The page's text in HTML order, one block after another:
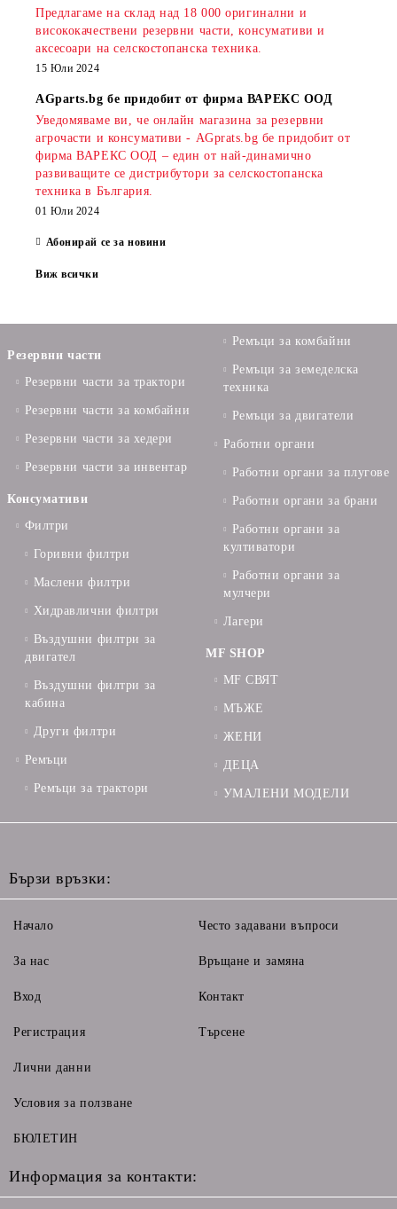
Предлагаме на склад над 18 000 оригинални и
висококачествени резервни части, консумативи и
аксесоари на селскостопанска техника.
15 Юли 2024
AGparts.bg бе придобит от фирма ВАРЕКС ООД
Уведомяваме ви, че онлайн магазина за резервни
агрочасти и консумативи - AGprats.bg бе придобит от
фирма ВАРЕКС ООД – един от най-динамично
развиващите се дистрибутори за селскостопанска
техника в България.
01 Юли 2024
Абонирай се за новини
Виж всички
Резервни части
Резервни части за трактори
Резервни части за комбайни
Резервни части за хедери
Резервни части за инвентар
Консумативи
Филтри
Горивни филтри
Маслени филтри
Хидравлични филтри
Въздушни филтри за
двигател
Въздушни филтри за
кабина
Други филтри
Ремъци
Ремъци за трактори
Ремъци за комбайни
Ремъци за земеделска
техника
Ремъци за двигатели
Работни органи
Работни органи за плугове
Работни органи за брани
Работни органи за
култиватори
Работни органи за
мулчери
Лагери
MF SHOP
MF СВЯТ
МЪЖЕ
ЖЕНИ
ДЕЦА
УМАЛЕНИ МОДЕЛИ
Бързи връзки:
Начало
За нас
Вход
Регистрация
Често задавани въпроси
Връщане и замяна
Контакт
Търсене
Лични данни
Условия за ползване
БЮЛЕТИН
Информация за контакти: